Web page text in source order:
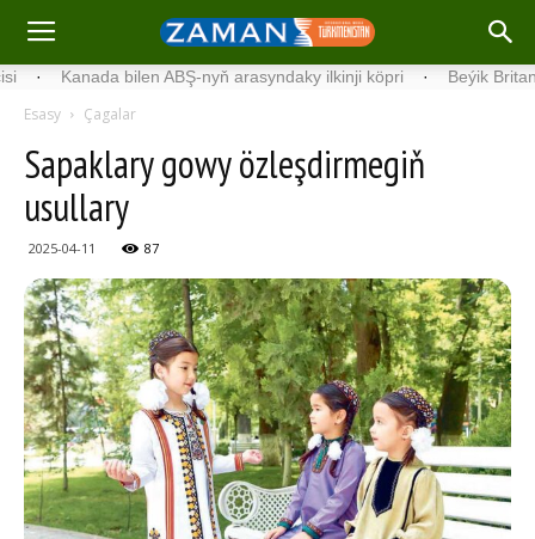
bilen ABŞ-nyň arasyndaky ilkinji köp­ri · Beýik Britaniýada
Esasy Çagalar
Sa­pak­la­ry gowy özleşdirmegiň
usullary
2025-04-11 87